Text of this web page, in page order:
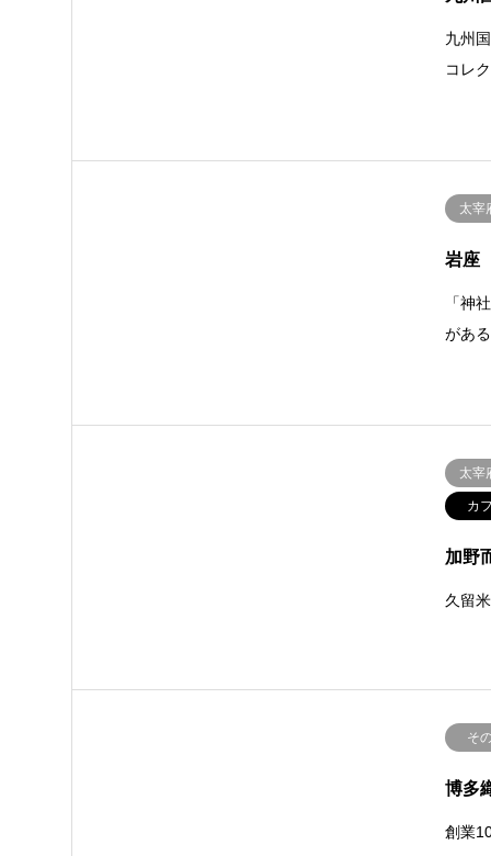
九州
コレ
太宰
岩座
「神
があ
太宰
カ
加野
久留
そ
博多
創業